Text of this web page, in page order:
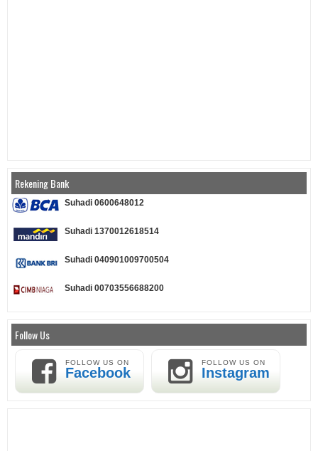
Rekening Bank
Suhadi 0600648012
Suhadi 1370012618514
Suhadi 040901009700504
Suhadi 00703556688200
Follow Us
FOLLOW US ON
Facebook
FOLLOW US ON
Instagram